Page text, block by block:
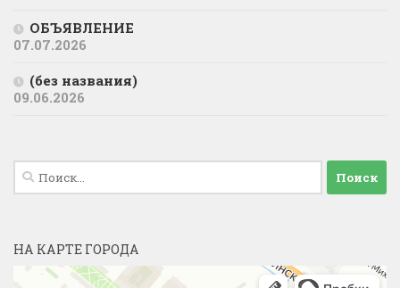
ОБЪЯВЛЕНИЕ
07.07.2026
(без названия)
09.06.2026
Найти:
НА КАРТЕ ГОРОДА